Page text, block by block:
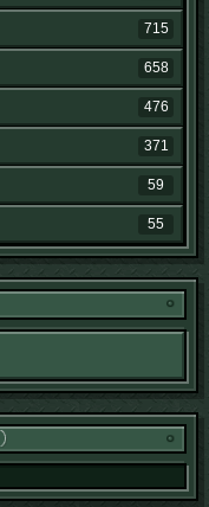
715
658
476
371
59
55